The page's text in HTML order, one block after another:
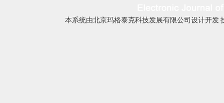
本系统由北京玛格泰克科技发展有限公司设计开发